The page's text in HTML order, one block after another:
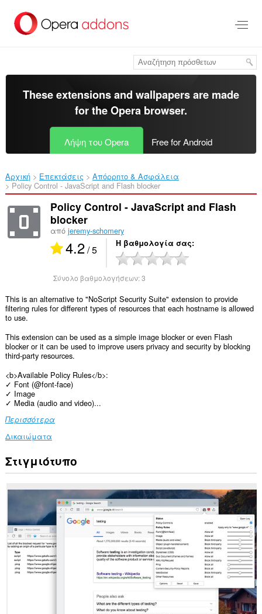
στο
κύριο
These extensions and wallpapers are made
for theOpera browser.
Λήψη του Opera Free for Android
Αρχική Επεκτάσεις
Απόρρητο & Ασφάλεια
Policy Control - JavaScript and Flash blocker‎
Policy Control - JavaScript and Flash
blocker
από jeremy-schomery
4.2/ 5 Η βαθμολογία σας
Σύνολο βαθμολογήσεων:3
This is an alternative to "NoScript Security Suite" extension to provide
filtering rules for different types of resources that each hostname is allowed
to use.
This extension can be used as a simple image blocker or even Flash
blocker or it can be used to improve users privacy and security by blocking
third-party resources.
<b>Available Policy Rules</b>:
✓ Font (@font-face)
✓ Image
✓ Media (audio and video)...
Περισσότερα
Δικαιώματα
Αυτή
η
μπορεί
πρόσβαση
στα
δεδομένα
σας
όλους
τους
Στιγμιότυπο